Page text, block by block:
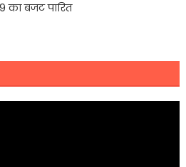
का बजट पारित